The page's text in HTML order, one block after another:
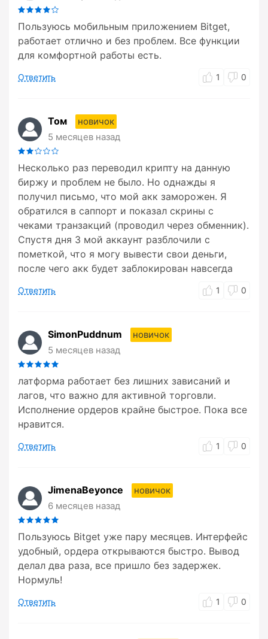
Пользуюсь мобильным приложением Bitget,
работает отлично и без проблем. Все функции
для комфортной работы есть.
Ответить 1 0
Том
новичок
5 месяцев назад
Несколько раз переводил крипту на данную
биржу и проблем не было. Но однажды я
получил письмо, что мой акк заморожен. Я
обратился в саппорт и показал скрины с
чеками транзакций (проводил через обменник).
Спустя дня 3 мой аккаунт разблочили с
пометкой, что я могу вывести свои деньги,
после чего акк будет заблокирован навсегда
Ответить 1 0
SimonPuddnum
новичок
5 месяцев назад
латформа работает без лишних зависаний и
лагов, что важно для активной торговли.
Исполнение ордеров крайне быстрое. Пока все
нравится.
Ответить 1 0
JimenaBeyonce
новичок
6 месяцев назад
Пользуюсь Bitget уже пару месяцев. Интерфейс
удобный, ордера открываются быстро. Вывод
делал два раза, все пришло без задержек.
Нормуль!
Ответить 1 0